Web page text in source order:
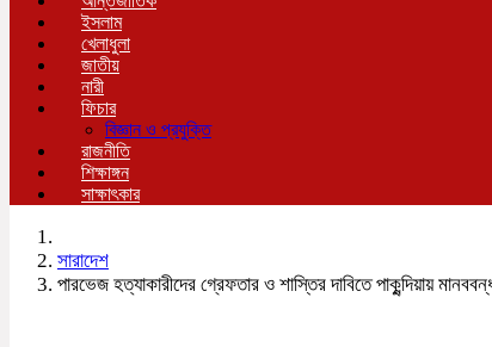
ইসলাম
খেলাধুলা
জাতীয়
নারী
ফিচার
বিজ্ঞান ও প্রযুক্তি
রাজনীতি
শিক্ষাঙ্গন
সাক্ষাৎকার
সারাদেশ
পারভেজ হত্যাকারীদের গ্রেফতার ও শাস্তির দাবিতে পাকুন্দিয়ায়